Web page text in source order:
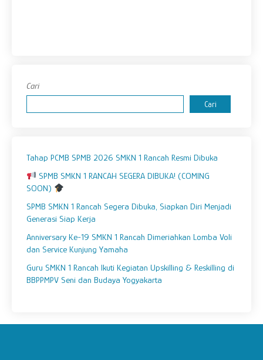
Cari
Cari
Tahap PCMB SPMB 2026 SMKN 1 Rancah Resmi Dibuka
SPMB SMKN 1 RANCAH SEGERA DIBUKA! (COMING
SOON)
SPMB SMKN 1 Rancah Segera Dibuka, Siapkan Diri Menjadi
Generasi Siap Kerja
Anniversary Ke-19 SMKN 1 Rancah Dimeriahkan Lomba Voli
dan Service Kunjung Yamaha
Guru SMKN 1 Rancah Ikuti Kegiatan Upskilling & Reskilling di
BBPPMPV Seni dan Budaya Yogyakarta